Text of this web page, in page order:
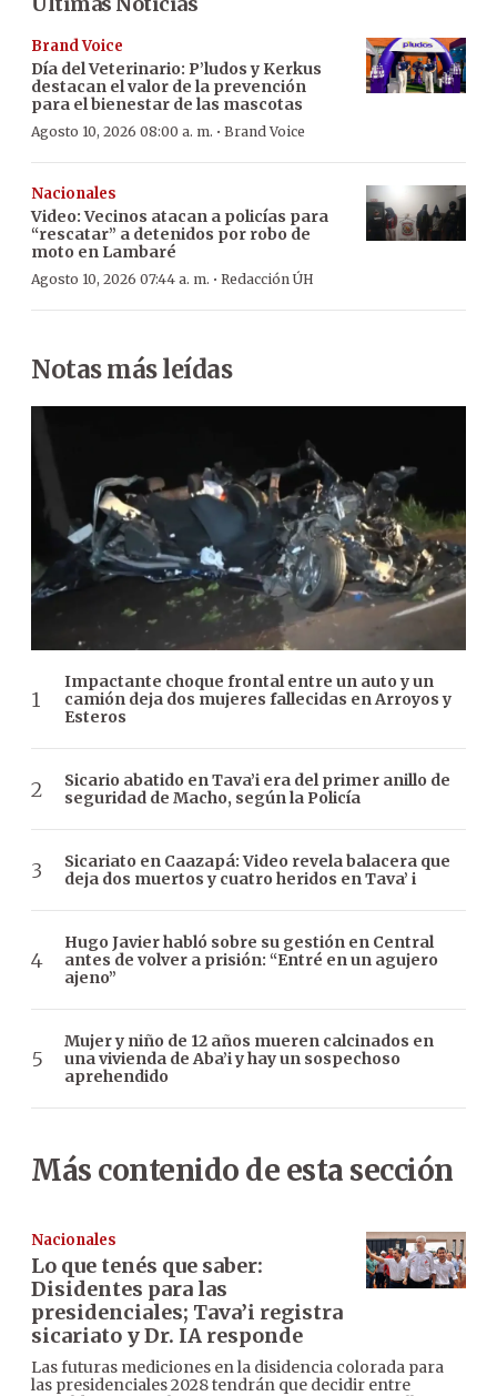
Brand Voice
Día del Veterinario: P’ludos y Kerkus
destacan el valor de la prevención
para el bienestar de las mascotas
Agosto 10, 2026 08:00 a. m. · Brand Voice
Nacionales
Video: Vecinos atacan a policías para
“rescatar” a detenidos por robo de
moto en Lambaré
Agosto 10, 2026 07:44 a. m. · Redacción ÚH
Notas más leídas
Impactante choque frontal entre un auto y un
camión deja dos mujeres fallecidas en Arroyos y
Esteros
Sicario abatido en Tava’i era del primer anillo de
seguridad de Macho, según la Policía
Sicariato en Caazapá: Video revela balacera que
deja dos muertos y cuatro heridos en Tava’ i
Hugo Javier habló sobre su gestión en Central
antes de volver a prisión: “Entré en un agujero
ajeno”
Mujer y niño de 12 años mueren calcinados en
una vivienda de Aba’i y hay un sospechoso
aprehendido
Más contenido de esta sección
Nacionales
Lo que tenés que saber:
Disidentes para las
presidenciales; Tava’i registra
sicariato y Dr. IA responde
Las futuras mediciones en la disidencia colorada para
las presidenciales 2028 tendrán que decidir entre